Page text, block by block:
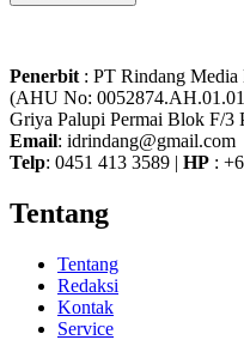
Penerbit : PT Rindang Media
(AHU No:
Griya Palupi Permai Blok F/3
Email: idrindang@gmail.com
Telp: 0451 413 3589 | HP :
Tentang
Tentang
Redaksi
Kontak
Service